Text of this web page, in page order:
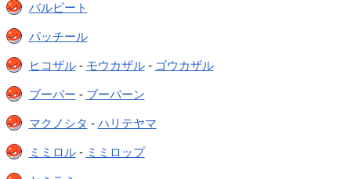
バルビート
パッチール
ヒコザル- モウカザル- ゴウカザル
ブーバー - ブーバーン
マクノシタ - ハリテヤマ
ミミロル- ミミロップ